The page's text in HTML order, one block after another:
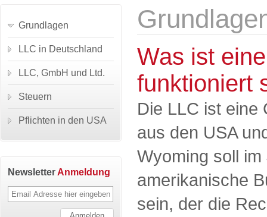
Was ist
funktioniert
Die LLC ist eine
aus den USA
Wyoming soll
amerikanische
sein, der die
Grundlagen
LLC in Deutschland
LLC, GmbH und Ltd.
Steuern
Pflichten in den USA
NewsletterAnmeldung